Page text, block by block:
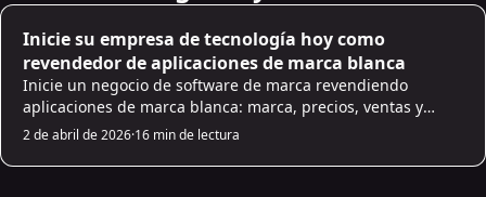
Experiencias de cliente personalizadas
AI Mejora el fraude Las tecnologías de detección
5. Consideraciones éticas: AI plantea cuestiones
éticas
AI Sales Infrastructure
Inicie su empresa de tecnología hoy como
revendedor de aplicaciones de marca blanca
Inicie un negocio de software de marca revendiendo
aplicaciones de marca blanca: marca, precios, ventas y
pasos de soporte para ganar B2B clientes.
2 de abril de 2026·16 min de lectura